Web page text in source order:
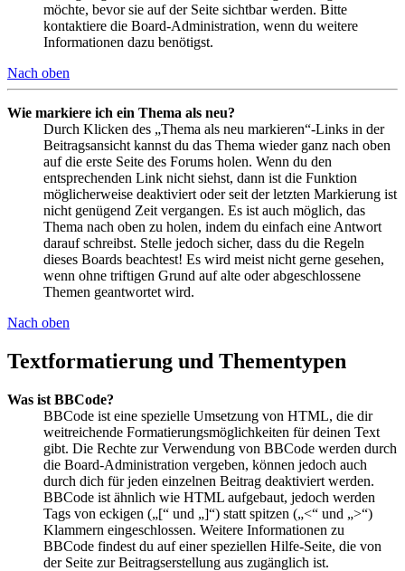
möchte, bevor sie auf der Seite sichtbar werden. Bitte
kontaktiere die Board-Administration, wenn du weitere
Informationen dazu benötigst.
Nach oben
Wie markiere ich ein Thema als neu?
Durch Klicken des „Thema als neu markieren“-Links in der
Beitragsansicht kannst du das Thema wieder ganz nach oben
auf die erste Seite des Forums holen. Wenn du den
entsprechenden Link nicht siehst, dann ist die Funktion
möglicherweise deaktiviert oder seit der letzten Markierung ist
nicht genügend Zeit vergangen. Es ist auch möglich, das
Thema nach oben zu holen, indem du einfach eine Antwort
darauf schreibst. Stelle jedoch sicher, dass du die Regeln
dieses Boards beachtest! Es wird meist nicht gerne gesehen,
wenn ohne triftigen Grund auf alte oder abgeschlossene
Themen geantwortet wird.
Nach oben
Textformatierung und Thementypen
Was ist BBCode?
BBCode ist eine spezielle Umsetzung von HTML, die dir
weitreichende Formatierungsmöglichkeiten für deinen Text
gibt. Die Rechte zur Verwendung von BBCode werden durch
die Board-Administration vergeben, können jedoch auch
durch dich für jeden einzelnen Beitrag deaktiviert werden.
BBCode ist ähnlich wie HTML aufgebaut, jedoch werden
Tags von eckigen („[“ und „]“) statt spitzen („<“ und „>“)
Klammern eingeschlossen. Weitere Informationen zu
BBCode findest du auf einer speziellen Hilfe-Seite, die von
der Seite zur Beitragserstellung aus zugänglich ist.